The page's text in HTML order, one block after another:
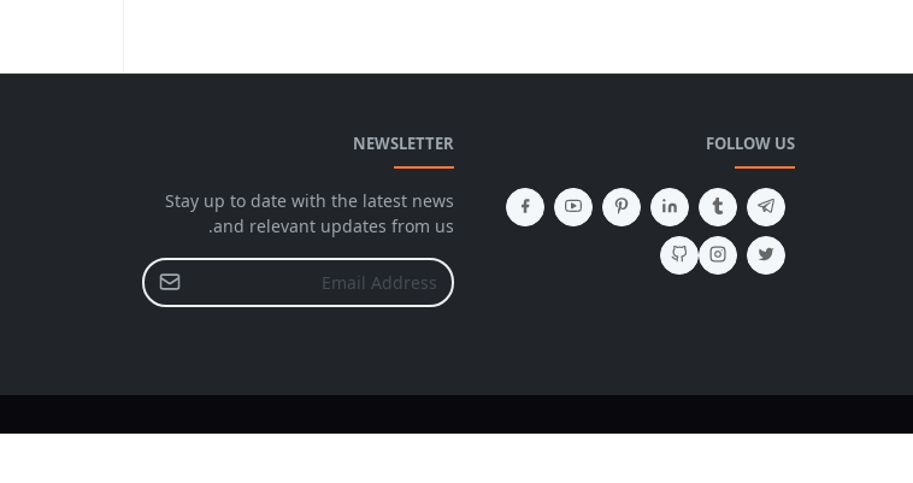
FOLLOW US
NEWSLETTER
Stay up to date with the latest news
and relevant updates from us.